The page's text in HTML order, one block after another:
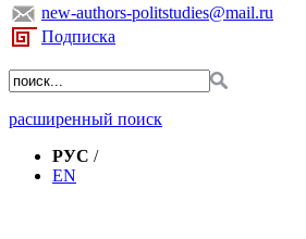
new-authors-politstudies@mail.ru
Подписка
расширенный поиск
РУС /
EN